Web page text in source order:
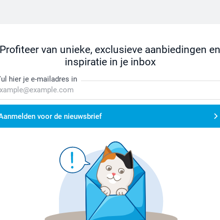
Profiteer van unieke, exclusieve aanbiedingen en
inspiratie in je inbox
hier je e-mailadres in
voor de nieuwsbrief